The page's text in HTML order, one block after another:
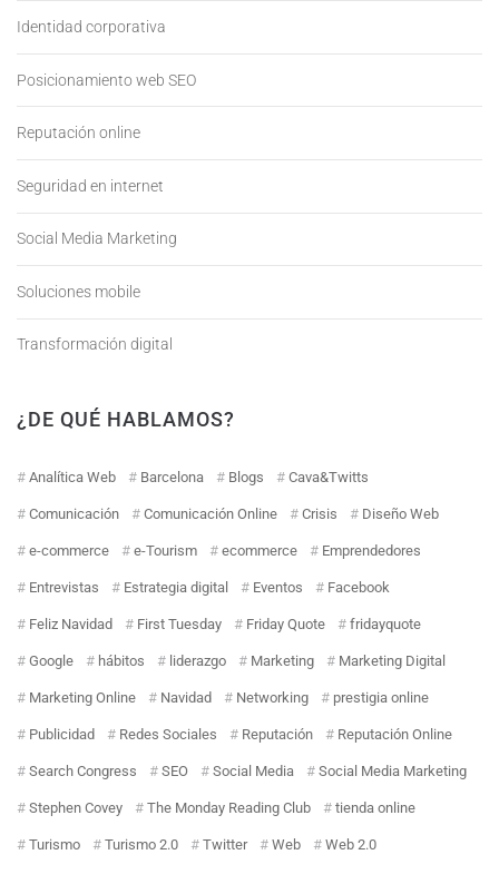
Identidad corporativa
Posicionamiento web SEO
Reputación online
Seguridad en internet
Social Media Marketing
Soluciones mobile
Transformación digital
¿DE QUÉ HABLAMOS?
Analítica Web Barcelona Blogs Cava&Twitts
Comunicación Comunicación Online Crisis Diseño Web
e-commerce e-Tourism ecommerce Emprendedores
Entrevistas Estrategia digital Eventos Facebook
Feliz Navidad First Tuesday Friday Quote fridayquote
Google hábitos liderazgo Marketing Marketing Digital
Marketing Online Navidad Networking prestigia online
Publicidad Redes Sociales Reputación Reputación Online
Search Congress SEO Social Media Social Media Marketing
Stephen Covey The Monday Reading Club tienda online
Turismo Turismo 2.0 Twitter Web Web 2.0